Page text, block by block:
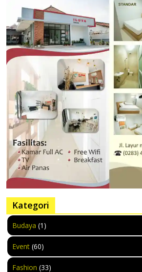
Kategori
Budaya (1)
Event (60)
Fashion (33)